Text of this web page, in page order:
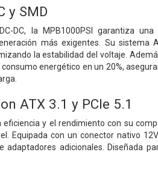
y SMD
DC, la MPB1000PSI garantiza
más exigentes. Su sistema
la estabilidad del voltaje.
energético en un 20%,
ATX 3.1 y PCIe 5.1
eficiencia y el rendimiento con su
Equipada con un conector nativo
adaptadores adicionales. Diseñada